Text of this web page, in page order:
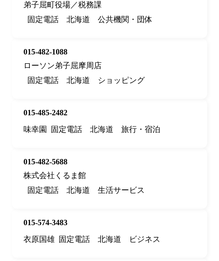
弟子屈町役場／税務課
固定電話
北海道 公共機関・団体
015-482-1088
ローソン弟子屈摩周店
固定電話
北海道 ショッピング
015-485-2482
味幸園
固定電話 北海道 旅行・宿泊
015-482-5688
株式会社くるま館
固定電話
北海道 生活サービス
015-574-3483
衣原国雄 固定電話 北海道 ビジネス